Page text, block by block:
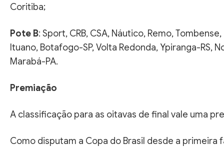
Coritiba;
Pote B: Sport, CRB, CSA, Náutico, Remo,
Ituano, Botafogo-SP, Volta Redonda, Ypiranga-RS,
Marabá-PA.
Premiação
A classificação para as oitavas de final vale uma
Como disputam a Copa do Brasil desde a primeira